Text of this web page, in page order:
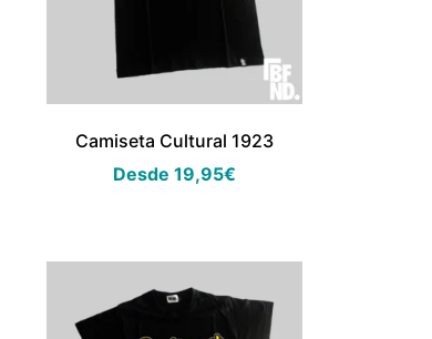
Camiseta Cultural 1923
Desde19,95€